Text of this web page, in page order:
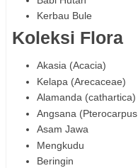
Kerbau Bule
Koleksi Flora
Akasia (Acacia)
Kelapa (Arecaceae)
Alamanda (cathartica)
Angsana (Pterocarpus
Asam Jawa
Mengkudu
Beringin